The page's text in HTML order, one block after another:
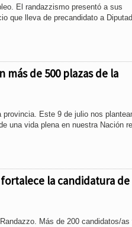
El randazzismo presentó a sus
que lleva de precandidato a
más de 500 plazas de la
Este 9 de julio nos
una vida plena en nuestra Nación
fortalece la candidatura de
Más de 200 candidatos/as